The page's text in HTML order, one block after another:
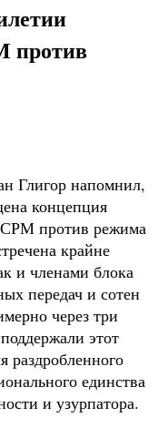
против
Глигор напомнил,
концепция
против режима
крайне
и членами блока
передач и сотен
через три
этот
раздробленного
единства
и узурпатора.